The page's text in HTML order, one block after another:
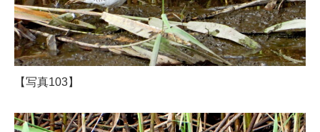
【写真103】